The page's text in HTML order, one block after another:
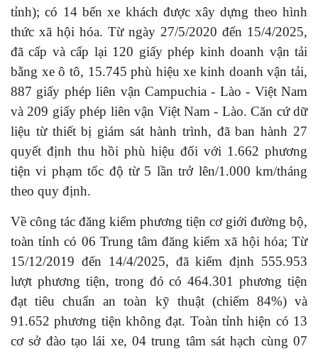
tỉnh); có 14 bến xe khách được xây dựng theo hình
thức xã hội hóa. Từ ngày 27/5/2020 đến 15/4/2025,
đã cấp và cấp lại 120 giấy phép kinh doanh vận tải
bằng xe ô tô, 15.745 phù hiệu xe kinh doanh vận tải,
887 giấy phép liên vận Campuchia - Lào - Việt Nam
và 209 giấy phép liên vận Việt Nam - Lào. Căn cứ dữ
liệu từ thiết bị giám sát hành trình, đã ban hành 27
quyết định thu hồi phù hiệu đối với 1.662 phương
tiện vi phạm tốc độ từ 5 lần trở lên/1.000 km/tháng
theo quy định.
Về công tác đăng kiểm phương tiện cơ giới đường bộ,
toàn tỉnh có 06 Trung tâm đăng kiểm xã hội hóa; Từ
15/12/2019 đến 14/4/2025, đã kiểm định 555.953
lượt phương tiện, trong đó có 464.301 phương tiện
đạt tiêu chuẩn an toàn kỹ thuật (chiếm 84%) và
91.652 phương tiện không đạt. Toàn tỉnh hiện có 13
cơ sở đào tạo lái xe, 04 trung tâm sát hạch cùng 07